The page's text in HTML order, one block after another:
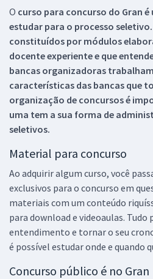
O curso para concurso do Gran
estudar para o processo
constituídos por módulos
docente experiente e que
bancas organizadoras
características das bancas que
organização de concursos é
uma tem a sua forma de
seletivos.
Material para concurso
Ao adquirir algum curso, você
exclusivos para o concurso em
materiais com um conteúdo
para download e videoaulas. Tudo
entendimento e tornar o seu
é possível estudar onde e quando
Concurso público é no Gran